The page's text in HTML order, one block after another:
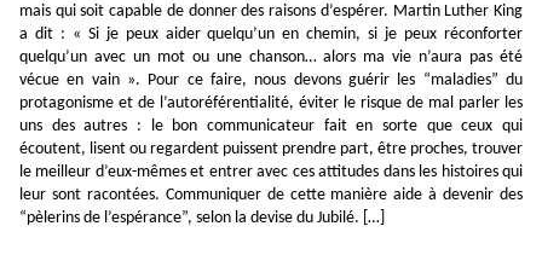
mais qui soit capable de donner des raisons d’espérer. Martin Luther King
a dit : « Si je peux aider quelqu’un en chemin, si je peux réconforter
quelqu’un avec un mot ou une chanson… alors ma vie n’aura pas été
vécue en vain ». Pour ce faire, nous devons guérir les “maladies” du
protagonisme et de l’autoréférentialité, éviter le risque de mal parler les
uns des autres : le bon communicateur fait en sorte que ceux qui
écoutent, lisent ou regardent puissent prendre part, être proches, trouver
le meilleur d’eux-mêmes et entrer avec ces attitudes dans les histoires qui
leur sont racontées. Communiquer de cette manière aide à devenir des
“pèlerins de l’espérance”, selon la devise du Jubilé. […]